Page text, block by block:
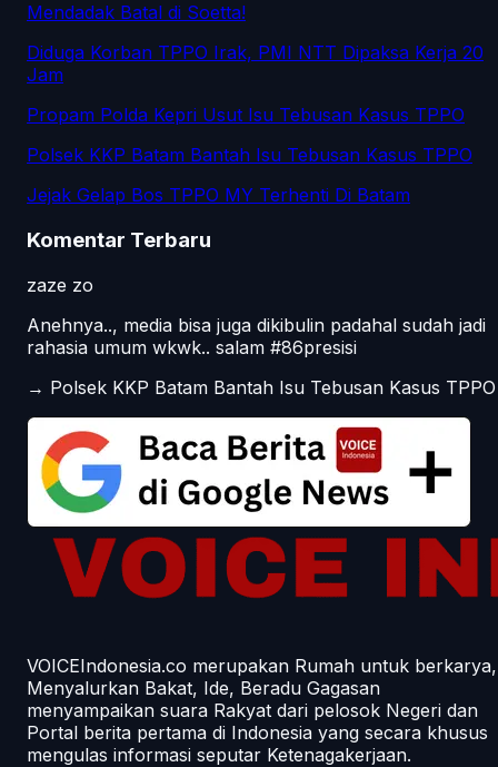
Mendadak Batal di Soetta!
Diduga Korban TPPO Irak, PMI NTT Dipaksa Kerja 20
Jam
Propam Polda Kepri Usut Isu Tebusan Kasus TPPO
Polsek KKP Batam Bantah Isu Tebusan Kasus TPPO
Jejak Gelap Bos TPPO MY Terhenti Di Batam
Komentar Terbaru
zaze zo
Anehnya.., media bisa juga dikibulin padahal sudah jadi
rahasia umum wkwk.. salam #86presisi
→ Polsek KKP Batam Bantah Isu Tebusan Kasus TPPO
VOICEIndonesia.co merupakan Rumah untuk berkarya,
Menyalurkan Bakat, Ide, Beradu Gagasan
menyampaikan suara Rakyat dari pelosok Negeri dan
Portal berita pertama di Indonesia yang secara khusus
mengulas informasi seputar Ketenagakerjaan.